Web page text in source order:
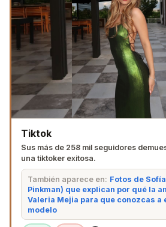
Tiktok
Sus más de 258 mil seguidores
una tiktoker exitosa.
También aparece en: Fotos de
Pinkman) que explican por qué la
Valeria Mejia para que conozcas a
modelo